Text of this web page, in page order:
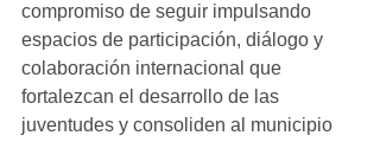
compromiso de seguir impulsando
espacios de participación, diálogo y
colaboración internacional que
fortalezcan el desarrollo de las
juventudes y consoliden al municipio